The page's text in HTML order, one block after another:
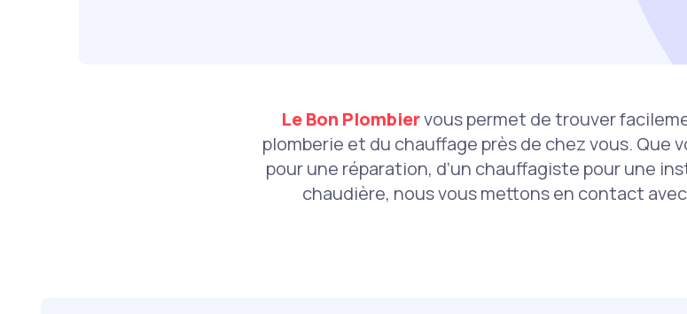
Le Bon Plombiervous permet de trouver
plomberie et du chauffage près de chez vous. Que
pour une réparation, d’un chauffagiste pour une
chaudière, nous vous mettons en contact